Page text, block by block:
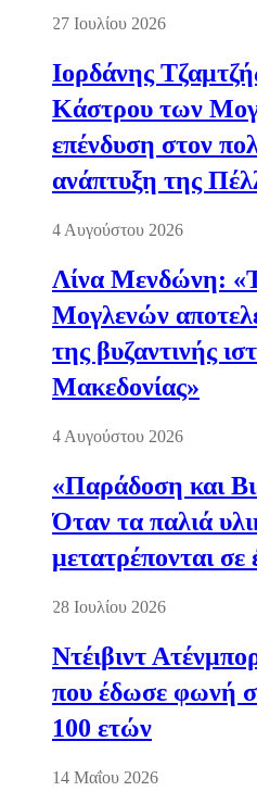
27 Ιουλίου 2026
Ιορδάνης
Κάστρου των
επένδυση στον
ανάπτυξη της
4 Αυγούστου 2026
Λίνα Μενδώνη:
Μογλενών
της βυζαντινής
Μακεδονίας»
4 Αυγούστου 2026
«Παράδοση και
Όταν τα παλιά
μετατρέπονται σε
28 Ιουλίου 2026
Ντέιβιντ
που έδωσε φωνή
100 ετών
14 Μαΐου 2026